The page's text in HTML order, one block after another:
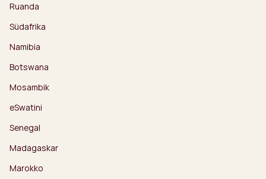
Ruanda
Südafrika
Namibia
Botswana
Mosambik
eSwatini
Senegal
Madagaskar
Marokko